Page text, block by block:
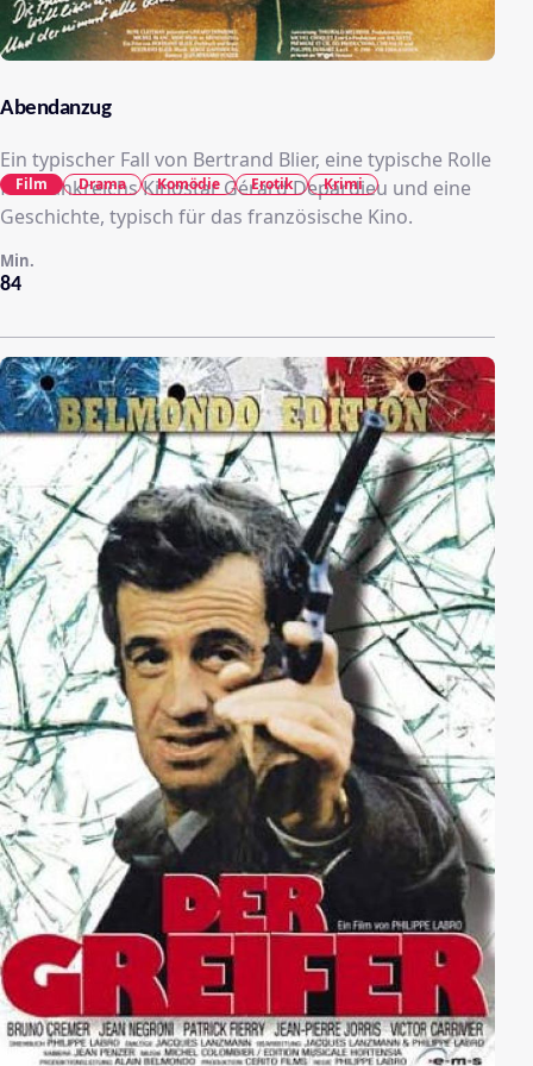
Abendanzug
Ein typischer Fall von Bertrand Blier, eine typische Rolle
für Frankreichs Kinostar Gérard Depardieu und eine
Geschichte, typisch für das französische Kino.
84
Min.
Film Drama Komödie Erotik Krimi